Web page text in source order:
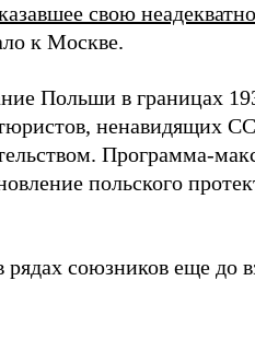
свою
к Москве.
Польши в границах
ненавидящих
Программа-
польского
союзников еще до